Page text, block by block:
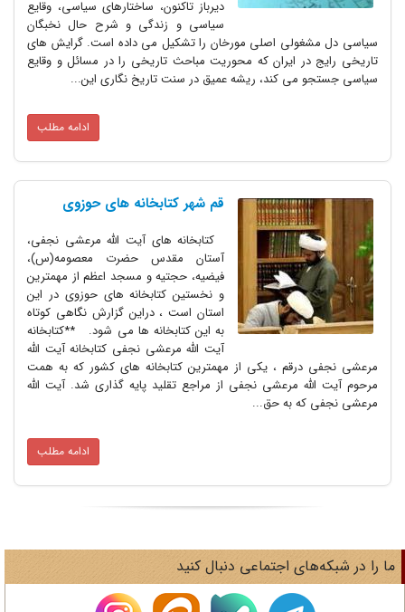
دیرباز تاکنون، ساختارهای سیاسی، وقایع
سیاسی و زندگی و شرح حال نخبگان
سیاسی دل مشغولی اصلی مورخان را تشکیل می داده است. گرایش های
تاریخی رایج در ایران که محوریت مباحث تاریخی را در مسائل و وقایع
سیاسی جستجو می کند، ریشه عمیق در سنت تاریخ نگاری این...
ادامه مطلب
قم شهر کتابخانه های حوزوی
کتابخانه های آیت الله مرعشی نجفی،
آستان مقدس حضرت معصومه(س)،
فیضیه، حجتیه و مسجد اعظم از مهمترین
و نخستین کتابخانه های حوزوی در این
استان است ، دراین گزارش نگاهی کوتاه
به این کتابخانه ها می شود. **کتابخانه
آیت الله مرعشی نجفی کتابخانه آیت الله
مرعشی نجفی درقم ، یکی از مهمترین کتابخانه های کشور که به همت
مرحوم آیت الله مرعشی نجفی از مراجع تقلید پایه گذاری شد. آیت الله
مرعشی نجفی که به حق...
ادامه مطلب
را در شبکه‌های اجتماعی دنبال کنید